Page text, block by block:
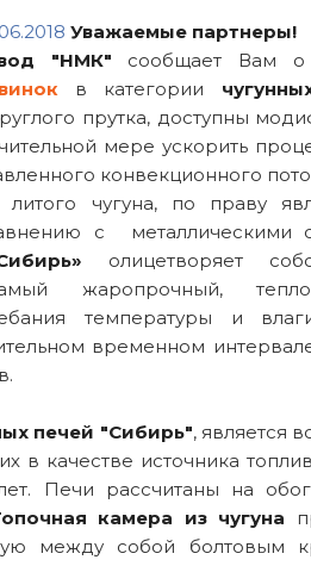
Уважаемые партнеры!
"НМК" сообщает Вам о
в категории
прутка, доступны
мере ускорить
конвекционного
чугуна, по праву
с металлическими
олицетворяет
жаропрочный,
температуры и
временном
печей "Сибирь", является
в качестве источника
Печи рассчитаны на
камера из чугуна
между собой болтовым